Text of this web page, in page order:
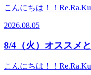
￥1,650 (税込)20分 ￥
----------------------☆お二
ズにご案内できます！
☆マッサージファンに大
【股関節ストレッチ】
ア！！ Re.Ra.Ku大宮
ふくらはぎ60分
★【夏季限定】-5℃の香
んな方におすすめ☆・頭
チ音でリラックスした
体をほぐします。足裏
促進の効果や内臓系の
¥8,470 (税込) 足裏
単位で延長可） ★爽快
選べる炭酸泡を使い頭
こんにちは！！
たちが置かれた世知辛
(;'∀')私はいつも頑張り
す！ 暑い夏は適度に屋
待ちしております♪ ～
2026.08.05
8/4（火）オススメ
こんにちは！！